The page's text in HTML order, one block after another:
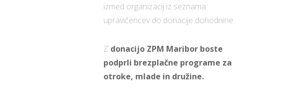
izmed organizacij iz seznama
upravičencev do donacije dohodnine.
Z donacijo ZPM Maribor boste
podprli brezplačne programe za
otroke, mlade in družine.